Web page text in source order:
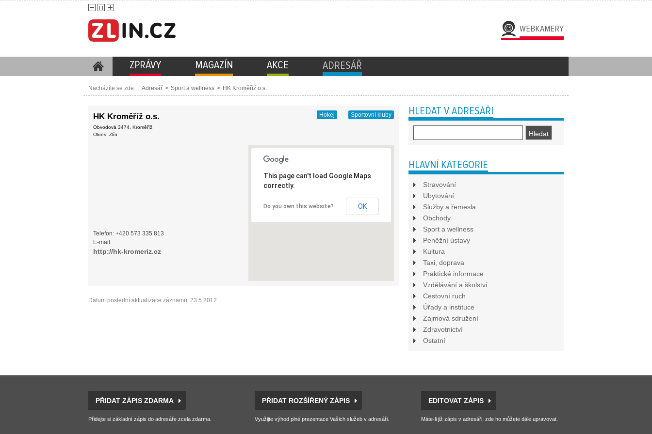
WEBKAMERY
ZPRÁVY MAGAZÍN AKCE ADRESÁŘ
Nacházíte se zde: Adresář > Sport a wellness > HK Kroměříž o.s.
HK Kroměříž o.s.
Obvodová 3474, Kroměříž
Okres: Zlín
Hokej Sportovní kluby
Telefon: +420 573 335 813
E-mail:
http://hk-kromeriz.cz
This page can't load Google Maps
correctly.
Do you own this website? OK
Datum poslední aktualizace záznamu: 23.5.2012
HLEDAT V ADRESÁŘI
HLAVNÍ KATEGORIE
Stravování
Ubytování
Služby a řemesla
Obchody
Sport a wellness
Peněžní ústavy
Kultura
Taxi, doprava
Praktické informace
Vzdělávání a školství
Cestovní ruch
Úřady a instituce
Zájmová sdružení
Zdravotnictví
Ostatní
PŘIDAT ZÁPIS ZDARMA
Přidejte si základní zápis do adresáře zcela zdarma.
PŘIDAT ROZŠÍŘENÝ ZÁPIS
Využijte výhod plné prezentace Vašich služeb v adresáři.
EDITOVAT ZÁPIS
Máte-li již zápis v adresáři, zde ho můžete dále upravovat.